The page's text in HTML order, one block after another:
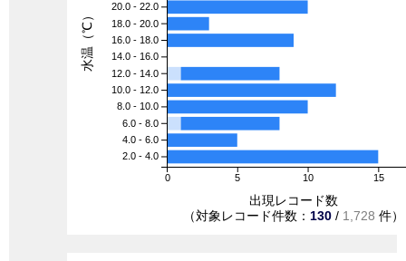
0 5 10 15
20.0 - 22.0
18.0 - 20.0
16.0 - 18.0
14.0 - 16.0
12.0 - 14.0
10.0 - 12.0
8.0 - 10.0
6.0 - 8.0
4.0 - 6.0
2.0 - 4.0
出現レコード数
（対象レコード件数： 130 / 1,728 件）
水温（℃）